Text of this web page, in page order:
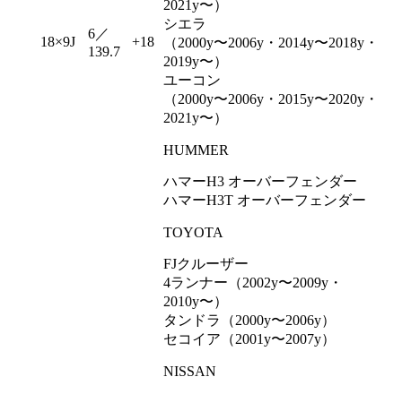
18×9J
6／
139.7
+18
2021y〜）
シエラ
（2000y〜2006y・2014y〜2018y・
2019y〜）
ユーコン
（2000y〜2006y・2015y〜2020y・
2021y〜）
HUMMER
ハマーH3 オーバーフェンダー
ハマーH3T オーバーフェンダー
TOYOTA
FJクルーザー
4ランナー（2002y〜2009y・
2010y〜）
タンドラ（2000y〜2006y）
セコイア（2001y〜2007y）
NISSAN